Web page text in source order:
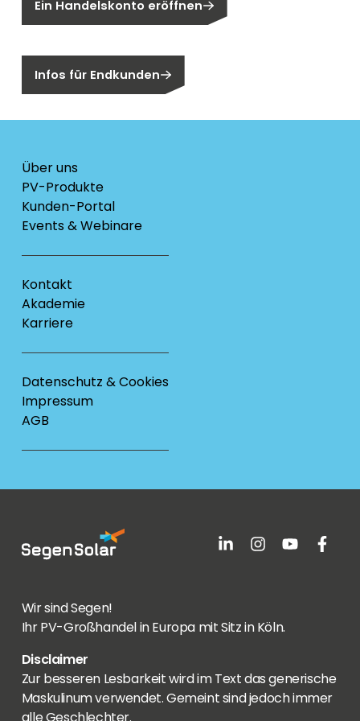
Ein Handelskonto eröffnen
Infos für Endkunden
Über uns
PV-Produkte
Kunden-Portal
Events & Webinare
Kontakt
Akademie
Karriere
Datenschutz & Cookies
Impressum
AGB
Wir sind Segen!
Ihr PV-Großhandel in Europa mit Sitz in Köln.
Disclaimer
Zur besseren Lesbarkeit wird im Text das generische
Maskulinum verwendet. Gemeint sind jedoch immer